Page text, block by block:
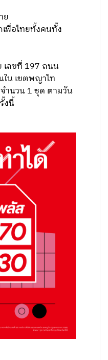
ย
พื่อไทยทั้งคนทั้ง
เลขที่ 197 ถนน
ใน เขตพญาไท
ำนวน 1 ชุด ตามวัน
งนี้